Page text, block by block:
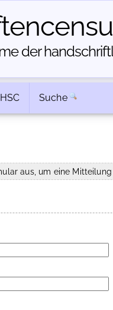
der
HSC Suche
aus, um eine